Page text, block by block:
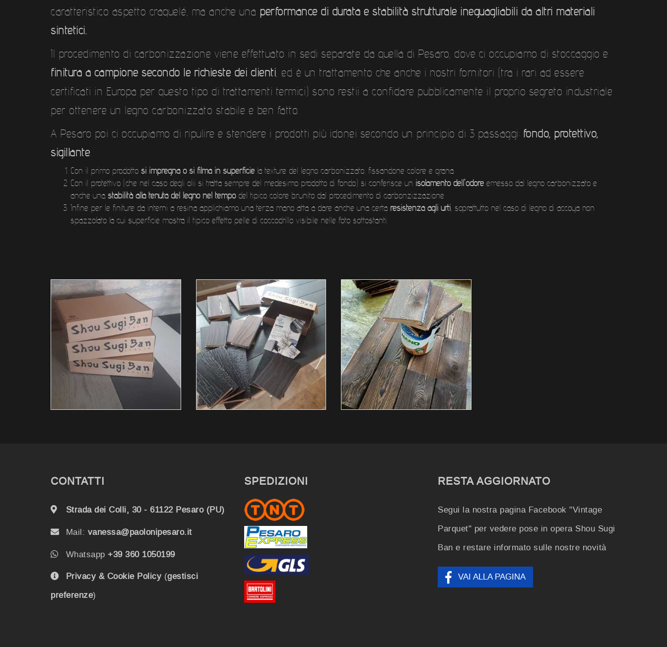
caratteristico aspetto craquelé, ma anche una performance di durata e stabilità strutturale ineguagliabili da altri materiali
sintetici.
Il procedimento di carbonizzazione viene effettuato in sedi separate da quella di Pesaro, dove ci occupiamo di stoccaggio e
finitura a campione secondo le richieste dei clienti, ed è un trattamento che anche i nostri fornitori (tra i rari ad essere
certificati in Europa per questo tipo di trattamenti termici) sono restii a confidare pubblicamente il proprio segreto industriale
per ottenere un legno carbonizzato stabile e ben fatto.
A Pesaro poi ci occupiamo di ripulire e stendere i prodotti più idonei secondo un principio di 3 passaggi: fondo, protettivo,
sigillante.
Con il primo prodotto si impregna o si filma in superficie la texture del legno carbonizzato, fissandone colore e grana.
Con il protettivo (che nel caso degli olii si tratta sempre del medesimo prodotto di fondo) si conferisce un isolamento dell'odore emesso dal legno carbonizzato e
anche una stabilità alla tenuta del legno nel tempodel tipico colore brunito dal procedimento di carbonzizzazione.
Infine per le finiture da interni a resina applichiamo una terza mano atta a dare anche una certa resistenza agli urti , soprattutto nel caso di legno di accoya non
spazzolato la cui superficie mostra il tipico effetto pelle di coccodrillo visibile nelle foto sottostanti.
CONTATTI
Strada dei Colli, 30 - 61122 Pesaro (PU)
Mail: vanessa@paolonipesaro.it
Whatsapp +39 360 1050199
Privacy & Cookie Policy (gestisci
preferenze)
SPEDIZIONI RESTA AGGIORNATO
Segui la nostra pagina Facebook "Vintage
Parquet" per vedere pose in opera Shou Sugi
Ban e restare informato sulle nostre novità
VAI ALLA PAGINA